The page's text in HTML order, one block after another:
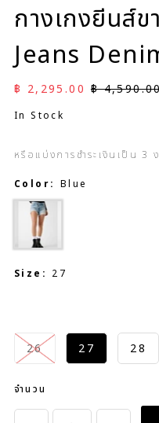
กางเกงยีนส์
Jeans
ราคาลด
฿ 2,295.00 ราคาปกติ
฿
In Stock
หรือแบ่งการชำระเงินเป็น3
Color: Blue
Size: 27
26 27 28
จำนวน